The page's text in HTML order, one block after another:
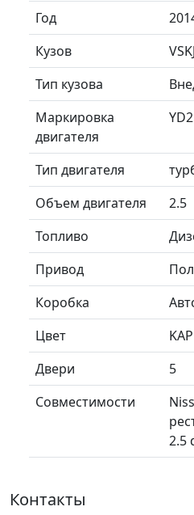
Год
Кузов
Тип кузова
Маркировка
двигателя
Тип двигателя
Объем двигателя
2.5
Топливо
Привод
Коробка
Цвет
KAP
Двери
5
Совместимости
2.5
Контакты